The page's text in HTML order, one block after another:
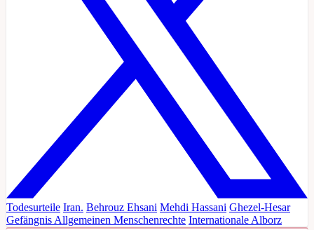
Todesurteile Iran. Behrouz Ehsani Mehdi Hassani Ghezel-Hesar
GefängnisAllgemeinen Menschenrechte InternationaleAlborz